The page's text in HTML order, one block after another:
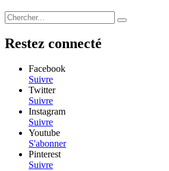
Restez connecté
Facebook
Suivre
Twitter
Suivre
Instagram
Suivre
Youtube
S'abonner
Pinterest
Suivre